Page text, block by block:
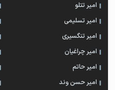
امیر تتلو
امیر تسلیمی
امیر تنگسیری
امیر چراغیان
امیر حاتم
امیر حسن وند